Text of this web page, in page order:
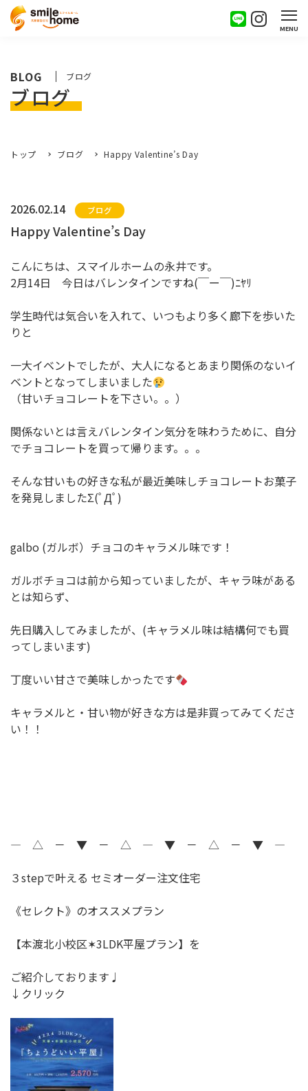
MENU
BLOG ブログ
ブログ
トップ ブログ Happy Valentine’s Day
2026.02.14 ブログ
Happy Valentine’s Day
こんにちは、スマイルホームの永井です。
2月14日 今日はバレンタインですね(￣ー￣)ﾆﾔﾘ
学生時代は気合いを入れて、いつもより多く廊下を歩いた
りと
一大イベントでしたが、大人になるとあまり関係のないイ
ベントとなってしまいました
（甘いチョコレートを下さい。。）
関係ないとは言えバレンタイン気分を味わうために、自分
でチョコレートを買って帰ります。。。
そんな甘いもの好きな私が最近美味しチョコレートお菓子
を発見しましたΣ(ﾟДﾟ)
galbo (ガルボ）チョコのキャラメル味です！
ガルボチョコは前から知っていましたが、キャラ味がある
とは知らず、
先日購入してみましたが、(キャラメル味は結構何でも買
ってしまいます)
丁度いい甘さで美味しかったです
キャラメルと・甘い物が好きな方は是非買ってみてくださ
い！！
― △ － ▼ － △ ― ▼ － △ － ▼ ―
３stepで叶える セミオーダー注文住宅
《セレクト》のオススメプラン
【本渡北小校区✶3LDK平屋プラン】を
ご紹介しております♩
↓ クリック